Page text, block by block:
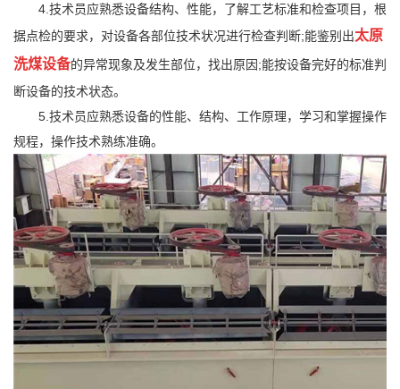
4.技术员应熟悉设备结构、性能，了解工艺标准和检查项目，根
据点检的要求，对设备各部位技术状况进行检查判断;能鉴别出太原
洗煤设备的异常现象及发生部位，找出原因;能按设备完好的标准判
断设备的技术状态。
5.技术员应熟悉设备的性能、结构、工作原理，学习和掌握操作
规程，操作技术熟练准确。